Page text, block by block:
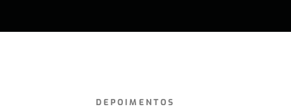
DEPOIMENTOS